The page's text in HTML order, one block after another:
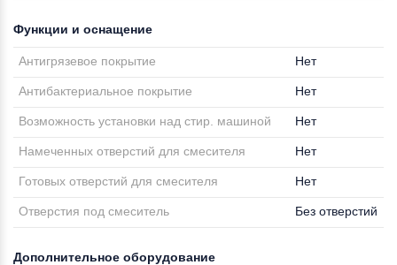
Функции и оснащение
Антигрязевое покрытие Нет
Антибактериальное покрытие Нет
Возможность установки над стир. машиной Нет
Намеченных отверстий для смесителя Нет
Готовых отверстий для смесителя Нет
Отверстия под смеситель Без отверстий
Дополнительное оборудование